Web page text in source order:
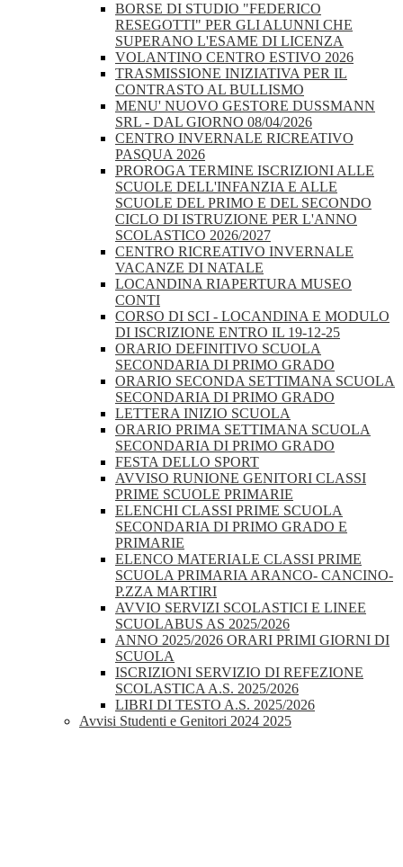
BORSE DI STUDIO "FEDERICO
RESEGOTTI" PER GLI ALUNNI CHE
SUPERANO L'ESAME DI LICENZA
VOLANTINO CENTRO ESTIVO 2026
TRASMISSIONE INIZIATIVA PER IL
CONTRASTO AL BULLISMO
MENU' NUOVO GESTORE DUSSMANN
SRL - DAL GIORNO 08/04/2026
CENTRO INVERNALE RICREATIVO
PASQUA 2026
PROROGA TERMINE ISCRIZIONI ALLE
SCUOLE DELL'INFANZIA E ALLE
SCUOLE DEL PRIMO E DEL SECONDO
CICLO DI ISTRUZIONE PER L'ANNO
SCOLASTICO 2026/2027
CENTRO RICREATIVO INVERNALE
VACANZE DI NATALE
LOCANDINA RIAPERTURA MUSEO
CONTI
CORSO DI SCI - LOCANDINA E MODULO
DI ISCRIZIONE ENTRO IL 19-12-25
ORARIO DEFINITIVO SCUOLA
SECONDARIA DI PRIMO GRADO
ORARIO SECONDA SETTIMANA SCUOLA
SECONDARIA DI PRIMO GRADO
LETTERA INIZIO SCUOLA
ORARIO PRIMA SETTIMANA SCUOLA
SECONDARIA DI PRIMO GRADO
FESTA DELLO SPORT
AVVISO RUNIONE GENITORI CLASSI
PRIME SCUOLE PRIMARIE
ELENCHI CLASSI PRIME SCUOLA
SECONDARIA DI PRIMO GRADO E
PRIMARIE
ELENCO MATERIALE CLASSI PRIME
SCUOLA PRIMARIA ARANCO- CANCINO-
P.ZZA MARTIRI
AVVIO SERVIZI SCOLASTICI E LINEE
SCUOLABUS AS 2025/2026
ANNO 2025/2026 ORARI PRIMI GIORNI DI
SCUOLA
ISCRIZIONI SERVIZIO DI REFEZIONE
SCOLASTICA A.S. 2025/2026
LIBRI DI TESTO A.S. 2025/2026
Avvisi Studenti e Genitori 2024 2025